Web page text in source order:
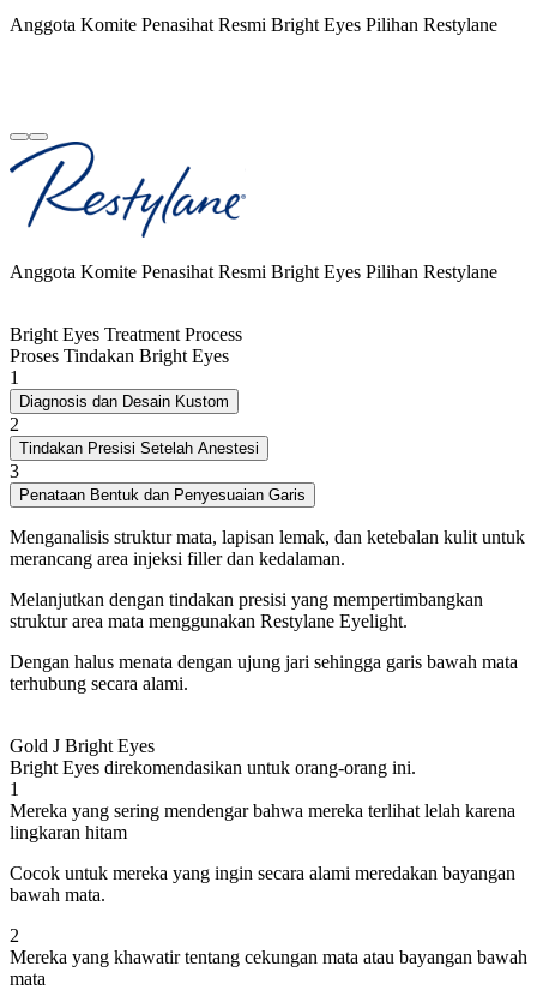
Anggota Komite Penasihat Resmi Bright Eyes Pilihan Restylane
Anggota Komite Penasihat Resmi Bright Eyes Pilihan Restylane
Bright Eyes Treatment Process
Proses Tindakan Bright Eyes
1
Diagnosis dan Desain Kustom
2
Tindakan Presisi Setelah Anestesi
3
Penataan Bentuk dan Penyesuaian Garis
Menganalisis struktur mata, lapisan lemak, dan ketebalan kulit untuk
merancang area injeksi filler dan kedalaman.
Melanjutkan dengan tindakan presisi yang mempertimbangkan
struktur area mata menggunakan Restylane Eyelight.
Dengan halus menata dengan ujung jari sehingga garis bawah mata
terhubung secara alami.
Gold J Bright Eyes
Bright Eyes direkomendasikan untuk orang-orang ini.
1
Mereka yang sering mendengar bahwa mereka terlihat lelah karena
lingkaran hitam
Cocok untuk mereka yang ingin secara alami meredakan bayangan
bawah mata.
2
Mereka yang khawatir tentang cekungan mata atau bayangan bawah
mata